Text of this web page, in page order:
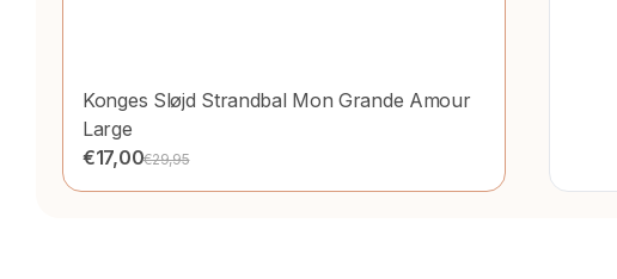
Konges Sløjd Strandbal Mon Grande Amour
Large
€17,00€29,95